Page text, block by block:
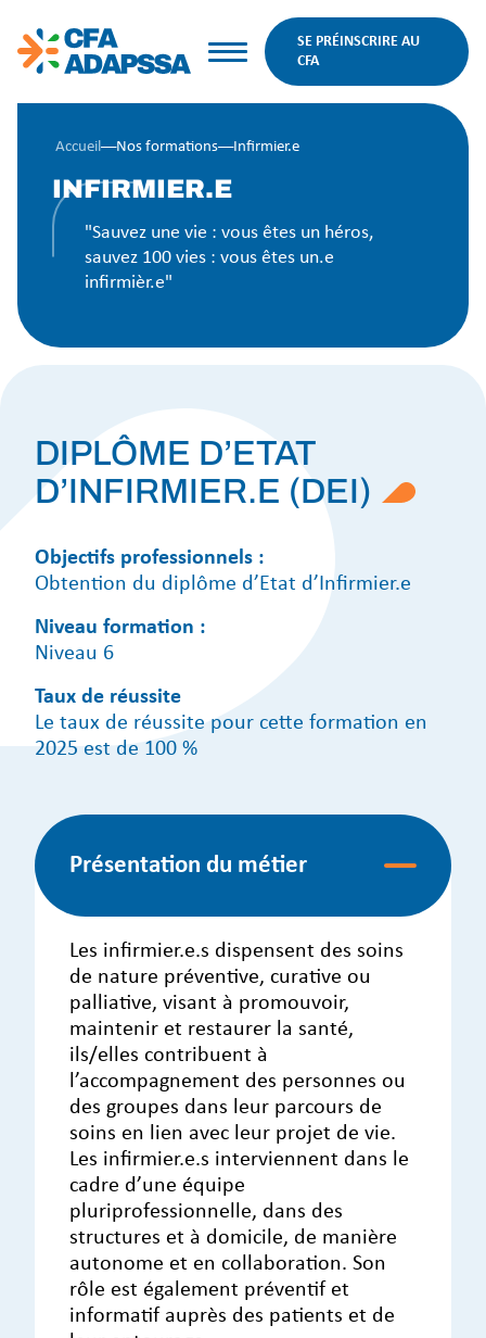
SE PRÉINSCRIRE AU
CFA
Accueil––Nos formations––Infirmier.e
INFIRMIER.E
"Sauvez une vie : vous êtes un héros,
sauvez 100 vies : vous êtes un.e
infirmièr.e"
DIPLÔME D’ETAT
D’INFIRMIER.E (DEI)
Objectifs professionnels :
Obtention du diplôme d’Etat d’Infirmier.e
Niveau formation :
Niveau 6
Taux de réussite
Le taux de réussite pour cette formation en
2025 est de 100 %
Présentation du métier
Les infirmier.e.s dispensent des soins
de nature préventive, curative ou
palliative, visant à promouvoir,
maintenir et restaurer la santé,
ils/elles contribuent à
l’accompagnement des personnes ou
des groupes dans leur parcours de
soins en lien avec leur projet de vie.
Les infirmier.e.s interviennent dans le
cadre d’une équipe
pluriprofessionnelle, dans des
structures et à domicile, de manière
autonome et en collaboration. Son
rôle est également préventif et
informatif auprès des patients et de